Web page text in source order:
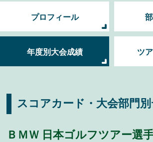
プロフィール
年度別大会成績 ツ
スコアカード・大会部門別
ＢＭＷ 日本ゴルフツアー選